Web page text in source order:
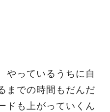
やっているうちに自
までの時間もだんだ
ドも上がっていくん